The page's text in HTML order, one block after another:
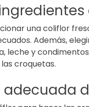
una coliflor
Además,
leche y
croquetas.
adecuada